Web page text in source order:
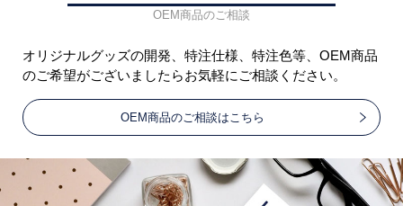
OEM商品のご相談
オリジナルグッズの開発、特注仕様、特注色等、OEM商品
のご希望がございましたらお気軽にご相談ください。
OEM商品のご相談はこちら